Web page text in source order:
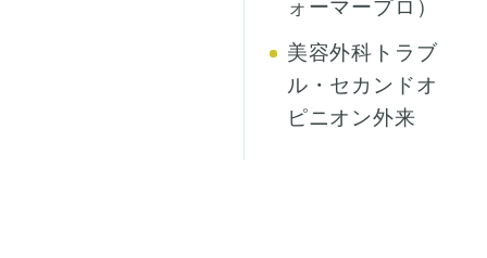
ォーマープロ）
美容外科トラブ
ル・セカンドオ
ピニオン外来